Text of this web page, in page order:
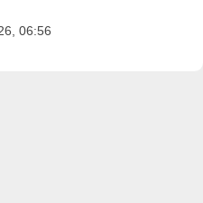
06:56